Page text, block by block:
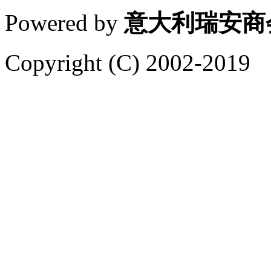
Powered by 意大利瑞安商
Copyright (C) 2002-2019